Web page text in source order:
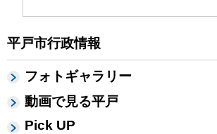
平戸市行政情報
フォトギャラリー
動画で見る平戸
Pick UP